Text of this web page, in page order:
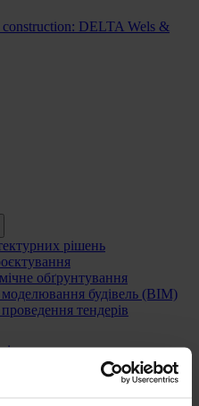
DELTA Wels &
рішень
обґрунтування
будівель (BIM)
тендерів
проєктами
в будівництві
і моніторинг проєкту